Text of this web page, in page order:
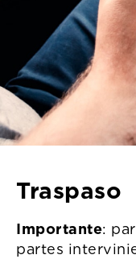
Traspaso
Importante:
partes